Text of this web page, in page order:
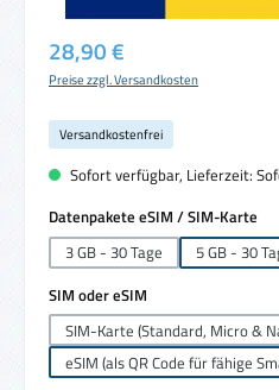
Regulärer Preis:
28,90 €
Preise zzgl. Versandkosten
Versandkostenfrei
Sofort verfügbar, Lieferzeit:
Datenpakete eSIM / SIM-Karte
3 GB - 30 Tage
5 GB - 30
SIM oder eSIM
SIM-Karte (Standard, Micro &
eSIM (als QR Code für fähige